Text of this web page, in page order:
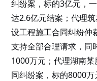
纠纷案，标的3亿元，
达2.6亿元结案；代理
设工程施工合同纠纷仲
支持全部合理请求，同
1000万元；代理湖南
同纠纷案，标的8000